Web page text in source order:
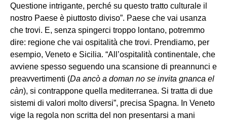
Questione intrigante, perché su questo tratto culturale il
nostro Paese è piuttosto diviso”. Paese che vai usanza
che trovi. E, senza spingerci troppo lontano, potremmo
dire: regione che vai ospitalità che trovi. Prendiamo, per
esempio, Veneto e Sicilia. “All’ospitalità continentale, che
avviene spesso seguendo una scansione di preannunci e
preavvertimenti (Da ancò a doman no se invita gnanca el
càn), si contrappone quella mediterranea. Si tratta di due
sistemi di valori molto diversi”, precisa Spagna. In Veneto
vige la regola non scritta del non presentarsi a mani